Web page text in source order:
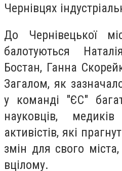
Чернівцях
До Чернівецької
балотуються
Бостан, Ганна
Загалом, як
у команді "ЄС"
науковців,
активістів, які
змін для свого
вцілому.